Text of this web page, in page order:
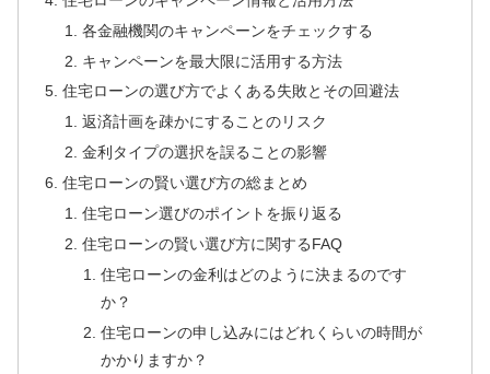
各金融機関のキャンペーンをチェックする
キャンペーンを最大限に活用する方法
住宅ローンの選び方でよくある失敗とその回避法
返済計画を疎かにすることのリスク
金利タイプの選択を誤ることの影響
住宅ローンの賢い選び方の総まとめ
住宅ローン選びのポイントを振り返る
住宅ローンの賢い選び方に関するFAQ
住宅ローンの金利はどのように決まるのです
か？
住宅ローンの申し込みにはどれくらいの時間が
かかりますか？